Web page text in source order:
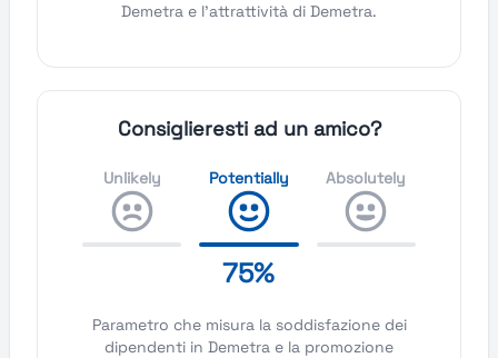
Demetra e l'attrattività di Demetra.
Consiglieresti ad un amico?
Unlikely Potentially
75%
Absolutely
Parametro che misura la soddisfazione dei
dipendenti in Demetra e la promozione